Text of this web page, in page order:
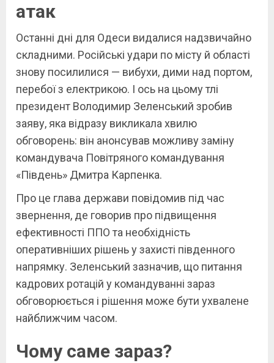
атак
Останні дні для Одеси видалися надзвичайно
складними. Російські удари по місту й області
знову посилилися — вибухи, дими над портом,
перебої з електрикою. І ось на цьому тлі
президент Володимир Зеленський зробив
заяву, яка відразу викликала хвилю
обговорень: він анонсував можливу заміну
командувача Повітряного командування
«Південь» Дмитра Карпенка.
Про це глава держави повідомив під час
звернення, де говорив про підвищення
ефективності ППО та необхідність
оперативніших рішень у захисті південного
напрямку. Зеленський зазначив, що питання
кадрових ротацій у командуванні зараз
обговорюється і рішення може бути ухвалене
найближчим часом.
Чому саме зараз?